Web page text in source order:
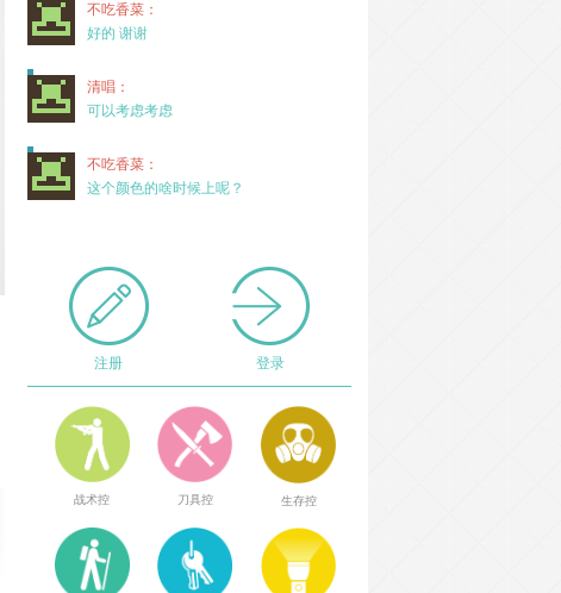
不吃香菜：
好的 谢谢
清唱：
可以考虑考虑
不吃香菜：
这个颜色的啥时候上呢？
注册 登录
战术控 刀具控 生存控